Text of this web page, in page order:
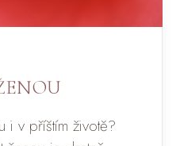
i v příštím životě?